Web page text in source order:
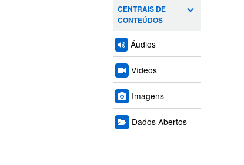
CENTRAIS DE
CONTEÚDOS
Áudios
Vídeos
Imagens
Dados Abertos